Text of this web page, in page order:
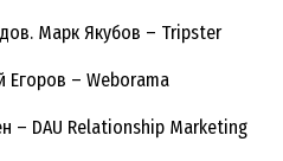
Марк Якубов – Tripster
– Weborama
– DAU Relationship Marketing